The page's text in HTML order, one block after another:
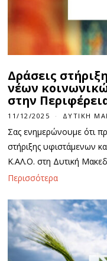
Δράσεις
νέων
στην
11/12/2025 ΔΥΤΙΚΉ
Σας ενημερώνουμε ότι
στήριξης υφιστάμενων
Κ.ΑΛ.Ο. στη Δυτική
Περισσότερα